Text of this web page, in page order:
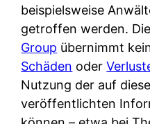
h
e
B
a
n
k
c
k
o
t
r
F
i
r
m
a
a
beispielsweise
getroffen werden.
Group übernimmt
Schäden oder
Nutzung der auf
veröffentlichten